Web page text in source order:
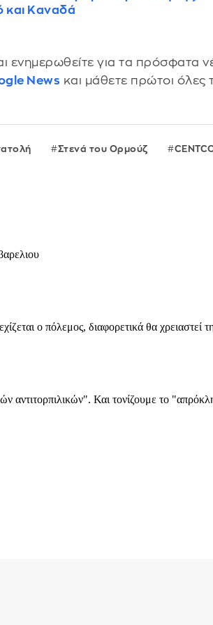
και Καναδά
ενημερωθείτε για τα πρόσφατα
News και μάθετε πρώτοι όλες
Στενά του Ορμούζ